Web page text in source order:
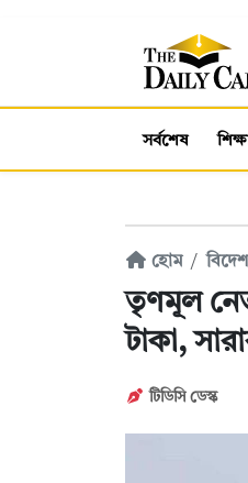
সর্বশেষ
হোম বিদেশ
তৃণমূল
টাকা,
টিডিসি ডেস্ক